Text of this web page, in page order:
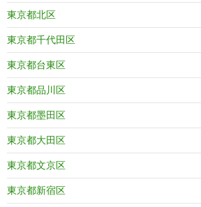
東京都北区
東京都千代田区
東京都台東区
東京都品川区
東京都墨田区
東京都大田区
東京都文京区
東京都新宿区